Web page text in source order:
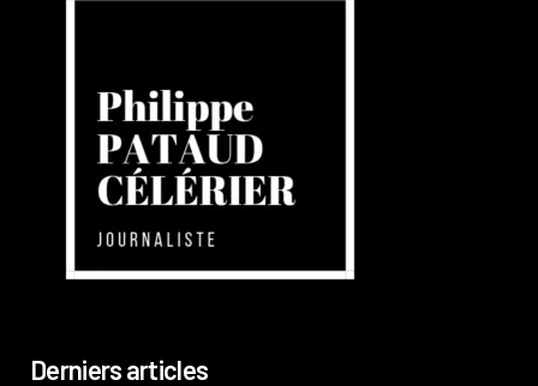
Derniers articles